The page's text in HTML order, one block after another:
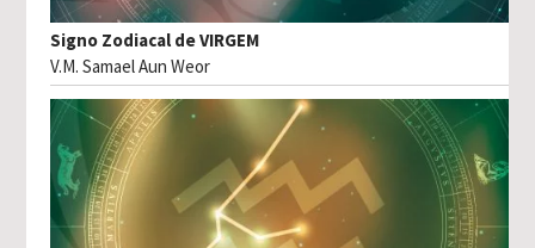
Signo Zodiacal de VIRGEM
V.M. Samael Aun Weor